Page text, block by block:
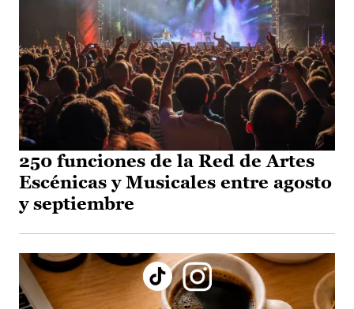
250 funciones de la Red de Artes
Escénicas y Musicales entre agosto
y septiembre